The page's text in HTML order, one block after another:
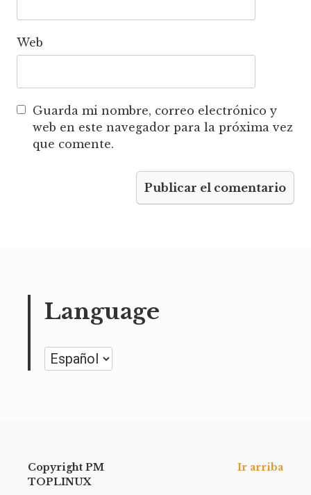
Web
Guarda mi nombre, correo electrónico y
web en este navegador para la próxima vez
que comente.
Language
Language
Copyright PM
TOPLINUX
Ir arriba